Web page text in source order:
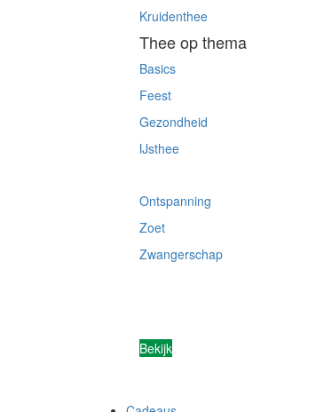
Kruidenthee
Thee op thema
Basics
Feest
Gezondheid
IJsthee
Ontspanning
Zoet
Zwangerschap
Bekijk